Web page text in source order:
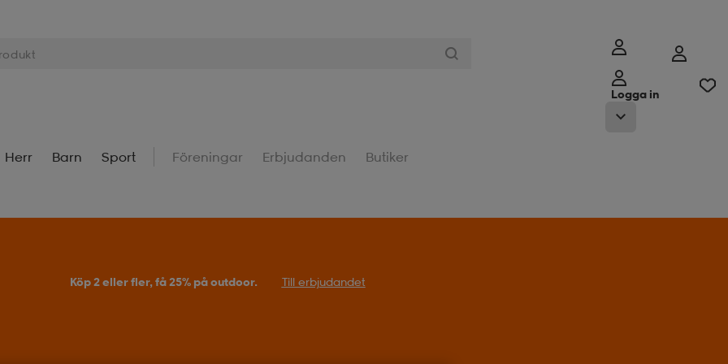
Logga in
Herr Barn Sport Föreningar Erbjudanden Butiker
Köp 2 eller fler, få 25% på outdoor. Till erbjudandet